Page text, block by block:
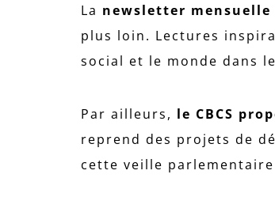
La newsletter mensuelle
plus loin. Lectures
social et le monde dans
Par ailleurs, le CBCS
reprend des projets de
cette veille